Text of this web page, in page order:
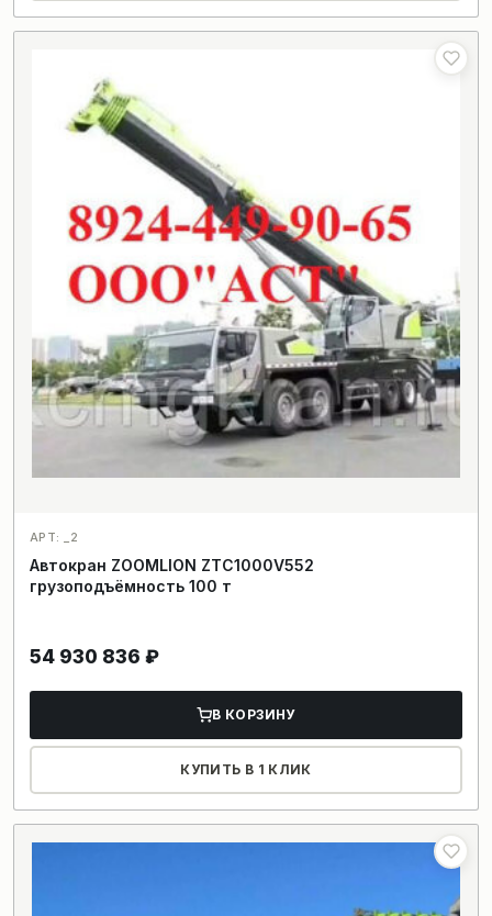
АРТ: _2
Автокран ZOOMLION ZTC1000V552
грузоподъёмность 100 т
54 930 836 ₽
В КОРЗИНУ
КУПИТЬ В 1 КЛИК